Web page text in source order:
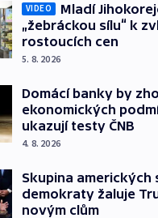
VIDEO
Mladí
„žebráckou sílu“ k
rostoucích cen
5. 8. 2026
Domácí banky by
ekonomických
ukazují testy ČNB
4. 8. 2026
Skupina
demokraty žaluje
novým clům